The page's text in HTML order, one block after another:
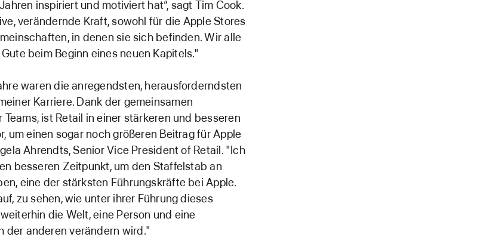
inspiriert und motiviert hat“, sagt Tim Cook.
verändernde Kraft, sowohl für die Apple Stores
in denen sie sich befinden. Wir alle
beim Beginn eines neuen Kapitels."
waren die anregendsten, herausforderndsten
Karriere. Dank der gemeinsamen
ist Retail in einer stärkeren und besseren
um einen sogar noch größeren Beitrag für Apple
Ahrendts, Senior Vice President of Retail. "Ich
besseren Zeitpunkt, um den Staffelstab an
eine der stärksten Führungskräfte bei Apple.
zu sehen, wie unter ihrer Führung dieses
die Welt, eine Person und eine
der anderen verändern wird."